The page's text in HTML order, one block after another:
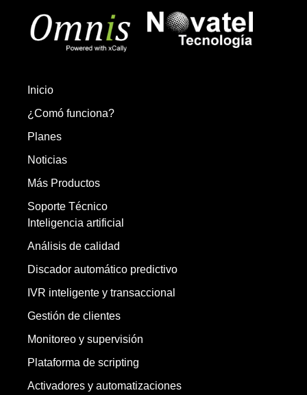
Inicio
¿Comó funciona?
Planes
Noticias
Más Productos
Soporte Técnico
Inteligencia artificial
Análisis de calidad
Discador automático predictivo
IVR inteligente y transaccional
Gestión de clientes
Monitoreo y supervisión
Plataforma de scripting
Activadores y automatizaciones